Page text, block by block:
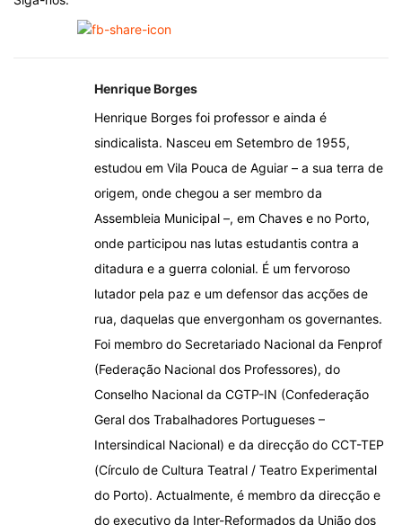
Henrique Borges
Henrique Borges foi professor e ainda é
sindicalista. Nasceu em Setembro de 1955,
estudou em Vila Pouca de Aguiar – a sua terra de
origem, onde chegou a ser membro da
Assembleia Municipal –, em Chaves e no Porto,
onde participou nas lutas estudantis contra a
ditadura e a guerra colonial. É um fervoroso
lutador pela paz e um defensor das acções de
rua, daquelas que envergonham os governantes.
Foi membro do Secretariado Nacional da Fenprof
(Federação Nacional dos Professores), do
Conselho Nacional da CGTP-IN (Confederação
Geral dos Trabalhadores Portugueses –
Intersindical Nacional) e da direcção do CCT-TEP
(Círculo de Cultura Teatral / Teatro Experimental
do Porto). Actualmente, é membro da direcção e
do executivo da Inter-Reformados da União dos